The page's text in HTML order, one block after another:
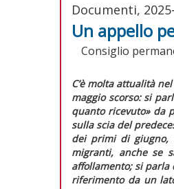
Documenti,
Un appello
Consiglio
C’è molta attualità nel
maggio scorso: si
quanto ricevuto»da
sulla scia del
dei primi di giugno,
migranti, anche se
affollamento; si parla
riferimento da un